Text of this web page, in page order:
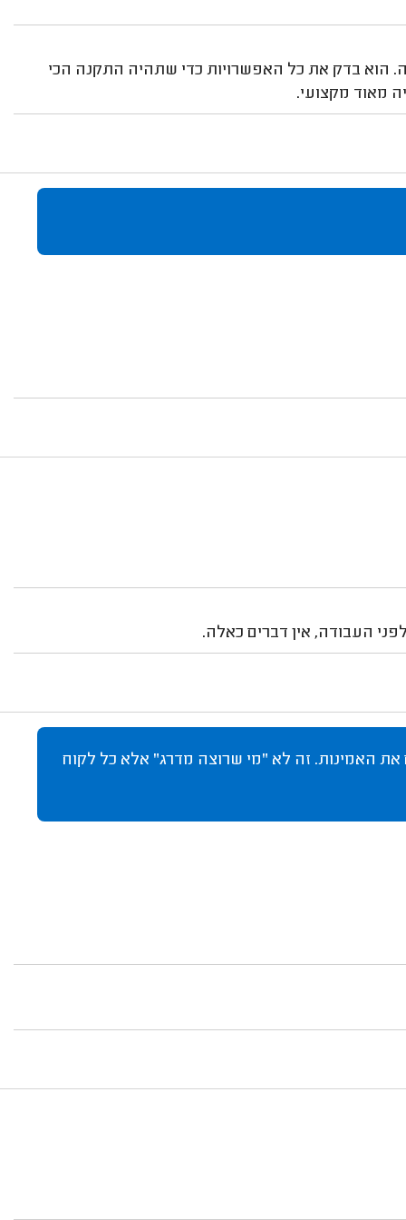
הוא בדק את כל האפשרויות כדי שתהיה התקנה הכי
מאוד מקצועי.
העבודה, אין דברים כאלה.
את האמינות. זה לא "מי שרוצה מדרג" אלא כל לקוח